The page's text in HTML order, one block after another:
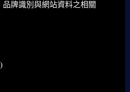
牌識別與網站資料之相關